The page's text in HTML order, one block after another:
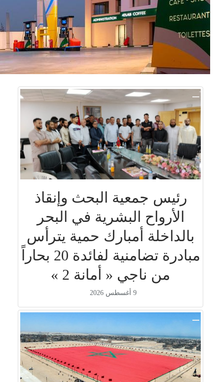
رئيس جمعية البحث وإنقاذ
الأرواح البشرية في البحر
بالداخلة أمبارك حمية يترأس
مبادرة تضامنية لفائدة 20 بحاراً
من ناجي « أمانة 2 »
9 أغسطس 2026